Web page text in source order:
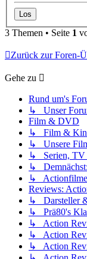
3 Themen • Seite 1
Zurück zur Foren-
Gehe zu
Rund um's
↳ Unser
Film & DVD
↳ Film &
↳ Unsere
↳ Serien, TV
↳
↳ Actionfilme
Reviews:
↳ Darsteller
↳ Prä80's
↳ Action
↳ Action
↳ Action